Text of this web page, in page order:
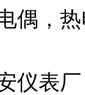
偶，
仪表